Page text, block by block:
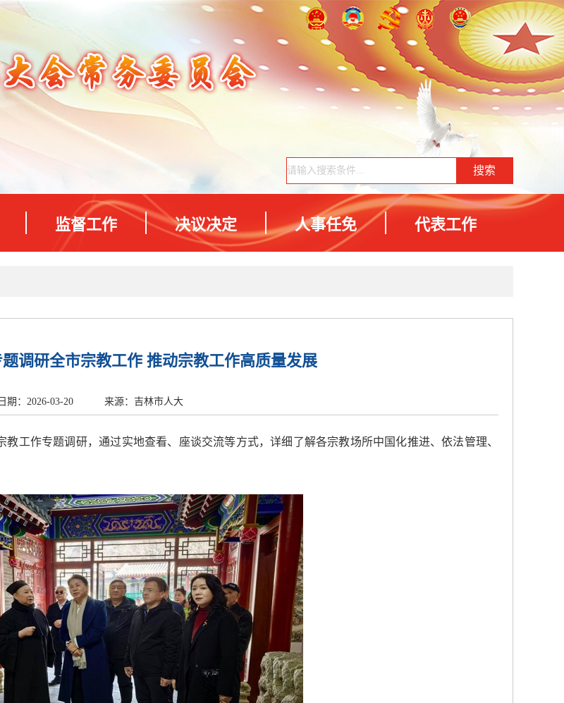
监督工作 决议决定 人事任免 代表工作
调研全市宗教工作 推动宗教工作高质量发展
日期：2026-03-20 来源：吉林市人大
工作专题调研，通过实地查看、座谈交流等方式，详细了解各宗教场所中国化推进、依法管理、